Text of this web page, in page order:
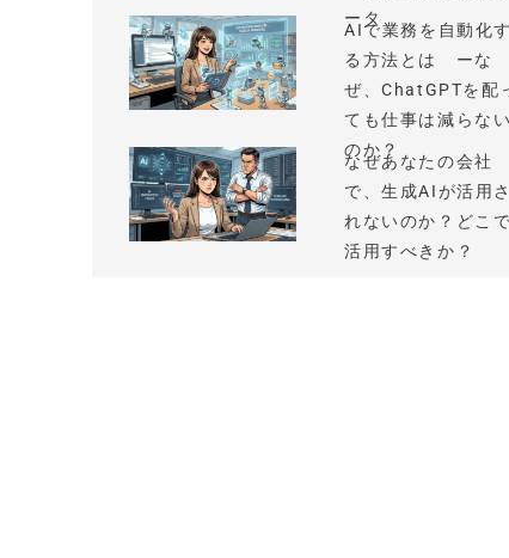
ータ
AIで業務を自動化す
る方法とは ーな
ぜ、ChatGPTを配
ても仕事は減らない
のか？
なぜあなたの会社
で、生成AIが活用さ
れないのか？どこで
活用すべきか？